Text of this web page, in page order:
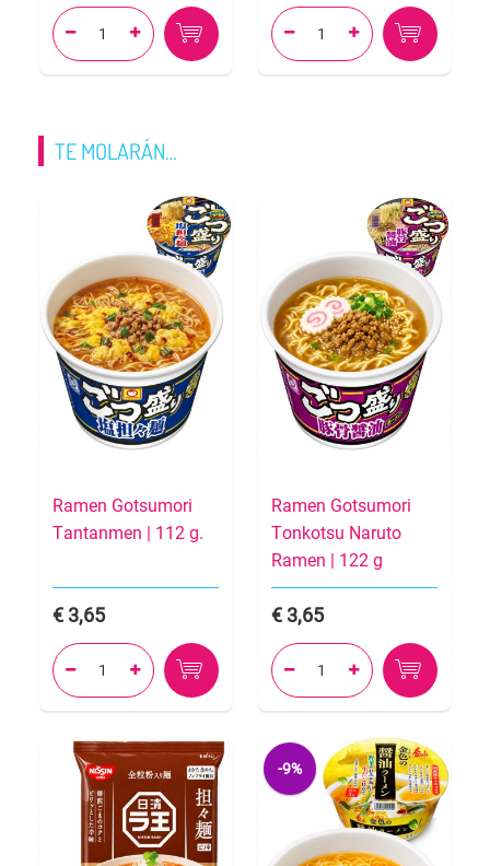
   
TE MOLARÁN…
Ramen Gotsumori
Tantanmen | 112 g.
3,65
 
Ramen Gotsumori
Tonkotsu Naruto
Ramen | 122 g
3,65
 
-9%